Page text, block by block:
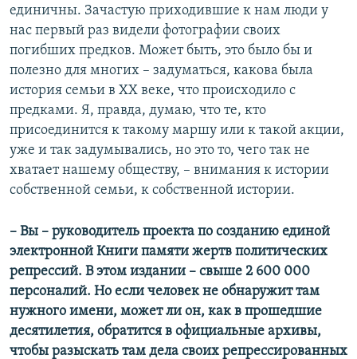
единичны. Зачастую приходившие к нам люди у
нас первый раз видели фотографии своих
погибших предков. Может быть, это было бы и
полезно для многих – задуматься, какова была
история семьи в XX веке, что происходило с
предками. Я, правда, думаю, что те, кто
присоединится к такому маршу или к такой акции,
уже и так задумывались, но это то, чего так не
хватает нашему обществу, – внимания к истории
собственной семьи, к собственной истории.
– Вы – руководитель проекта по созданию единой
электронной Книги памяти жертв политических
репрессий. В этом издании – свыше 2 600 000
персоналий. Но если человек не обнаружит там
нужного имени, может ли он, как в прошедшие
десятилетия, обратится в официальные архивы,
чтобы разыскать там дела своих репрессированных